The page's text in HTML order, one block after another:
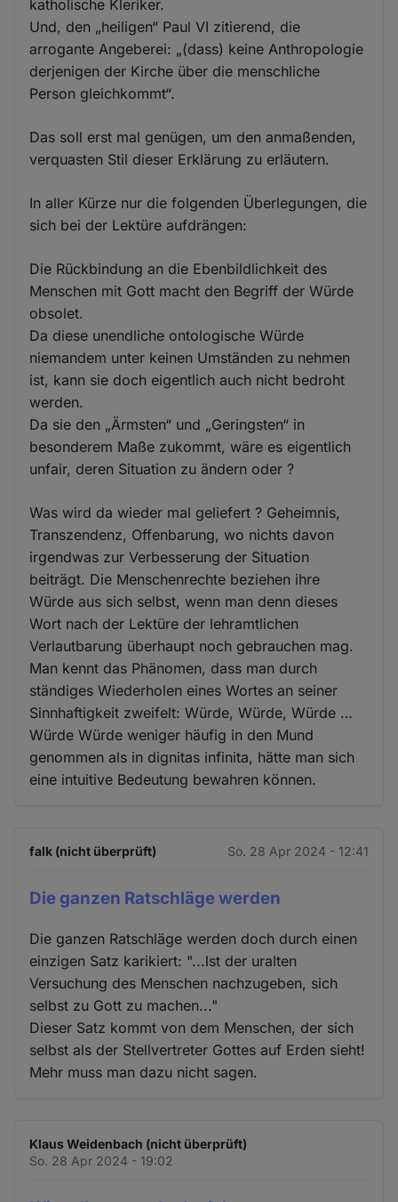
katholische Kleriker.
Und, den „heiligen“ Paul VI zitierend, die
arrogante Angeberei: „(dass) keine Anthropologie
derjenigen der Kirche über die menschliche
Person gleichkommt“.
Das soll erst mal genügen, um den anmaßenden,
verquasten Stil dieser Erklärung zu erläutern.
In aller Kürze nur die folgenden Überlegungen, die
sich bei der Lektüre aufdrängen:
Die Rückbindung an die Ebenbildlichkeit des
Menschen mit Gott macht den Begriff der Würde
obsolet.
Da diese unendliche ontologische Würde
niemandem unter keinen Umständen zu nehmen
ist, kann sie doch eigentlich auch nicht bedroht
werden.
Da sie den „Ärmsten“ und „Geringsten“ in
besonderem Maße zukommt, wäre es eigentlich
unfair, deren Situation zu ändern oder ?
Was wird da wieder mal geliefert ? Geheimnis,
Transzendenz, Offenbarung, wo nichts davon
irgendwas zur Verbesserung der Situation
beiträgt. Die Menschenrechte beziehen ihre
Würde aus sich selbst, wenn man denn dieses
Wort nach der Lektüre der lehramtlichen
Verlautbarung überhaupt noch gebrauchen mag.
Man kennt das Phänomen, dass man durch
ständiges Wiederholen eines Wortes an seiner
Sinnhaftigkeit zweifelt: Würde, Würde, Würde …
Würde Würde weniger häufig in den Mund
genommen als in dignitas infinita, hätte man sich
eine intuitive Bedeutung bewahren können.
falk (nicht überprüft) So. 28 Apr 2024 - 12:41
Die ganzen Ratschläge werden
Die ganzen Ratschläge werden doch durch einen
einzigen Satz karikiert: "...lst der uralten
Versuchung des Menschen nachzugeben, sich
selbst zu Gott zu machen..."
Dieser Satz kommt von dem Menschen, der sich
selbst als der Stellvertreter Gottes auf Erden sieht!
Mehr muss man dazu nicht sagen.
Klaus Weidenbach (nicht überprüft)
So. 28 Apr 2024 - 19:02